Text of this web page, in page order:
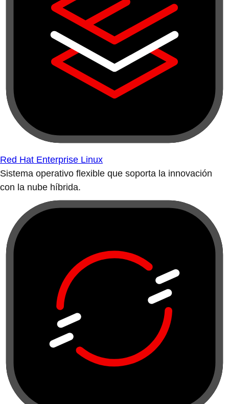
Red Hat Enterprise Linux
Sistema operativo flexible que soporta la innovación
con la nube híbrida.